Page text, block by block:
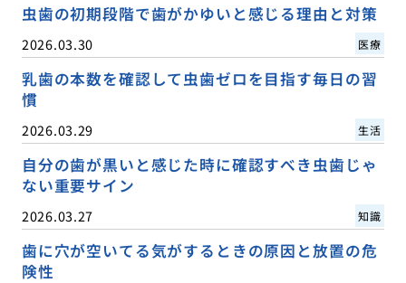
虫歯の初期段階で歯がかゆいと感じる理由と対策
2026.03.30 医療
乳歯の本数を確認して虫歯ゼロを目指す毎日の習
慣
2026.03.29 生活
自分の歯が黒いと感じた時に確認すべき虫歯じゃ
ない重要サイン
2026.03.27 知識
歯に穴が空いてる気がするときの原因と放置の危
険性